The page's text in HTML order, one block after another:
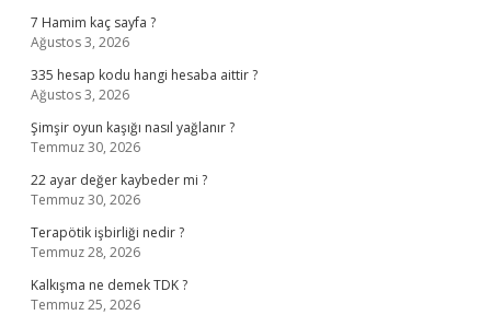
7 Hamim kaç sayfa ?
Ağustos 3, 2026
335 hesap kodu hangi hesaba aittir ?
Ağustos 3, 2026
Şimşir oyun kaşığı nasıl yağlanır ?
Temmuz 30, 2026
22 ayar değer kaybeder mi ?
Temmuz 30, 2026
Terapötik işbirliği nedir ?
Temmuz 28, 2026
Kalkışma ne demek TDK ?
Temmuz 25, 2026